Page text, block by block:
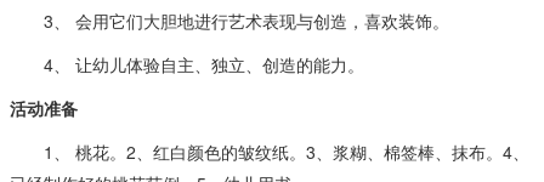
3、 会用它们大胆地进行艺术表现与创造，喜欢装饰。
4、 让幼儿体验自主、独立、创造的能力。
活动准备
1、 桃花。2、红白颜色的皱纹纸。3、浆糊、棉签棒、抹布。4、